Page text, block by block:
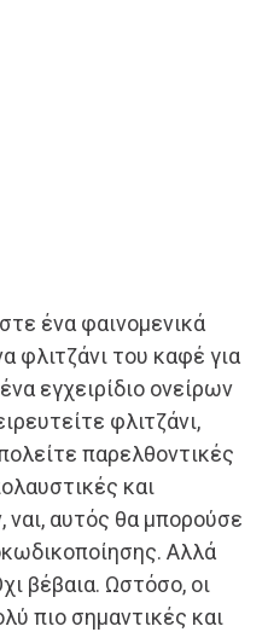
ένα φαινομενικά
φλιτζάνι του καφέ για
εγχειρίδιο ονείρων
φλιτζάνι,
παρελθοντικές
και
ναι, αυτός θα μπορούσε
Αλλά
βέβαια. Ωστόσο, οι
πιο σημαντικές και